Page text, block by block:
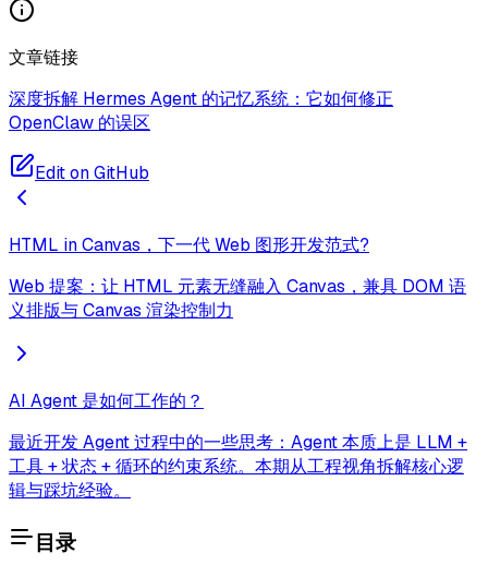
文章链接
深度拆解 Hermes Agent 的记忆系统：它如何修正
OpenClaw 的误区
Edit on GitHub
HTML in Canvas，下一代 Web 图形开发范式?
Web 提案：让 HTML 元素无缝融入 Canvas，兼具 DOM 语
义排版与 Canvas 渲染控制力
AI Agent 是如何工作的？
最近开发 Agent 过程中的一些思考：Agent 本质上是 LLM +
工具 + 状态 + 循环的约束系统。本期从工程视角拆解核心逻
辑与踩坑经验。
目录